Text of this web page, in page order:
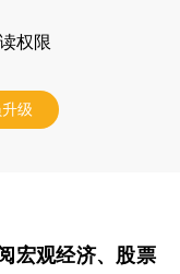
权限
级
宏观经济、股票